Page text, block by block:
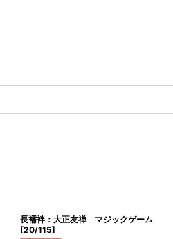
長襦袢：大正友禅 マジックゲーム
[20/115]